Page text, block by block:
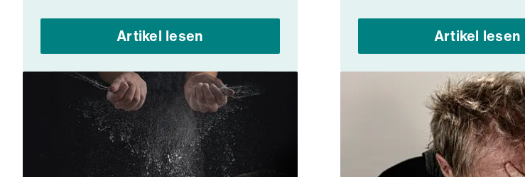
Artikel lesen Artikel lesen